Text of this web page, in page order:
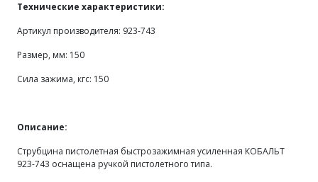
Технические характеристики:
Артикул производителя: 923-743
Размер, мм: 150
Сила зажима, кгс: 150
Описание:
Струбцина пистолетная быстрозажимная усиленная КОБАЛЬТ
923-743 оснащена ручкой пистолетного типа.